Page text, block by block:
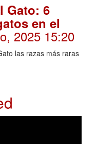
Gato: 6
en el
2025 15:20
las razas más raras